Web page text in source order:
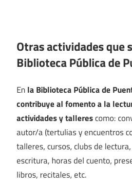
Otras actividades que
Biblioteca Pública de
En la Biblioteca Pública de
contribuye al fomento a la
actividades y tallerescomo:
autor/a (tertulias y encuentros
talleres, cursos, clubs de
escritura, horas del cuento,
libros, recitales, etc.